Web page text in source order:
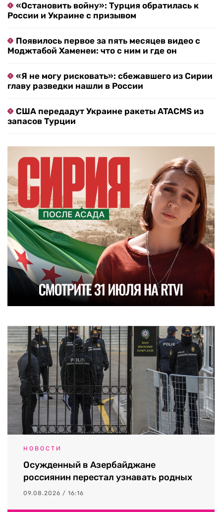
«Остановить войну»: Турция обратилась к
России и Украине с призывом
Появилось первое за пять месяцев видео с
Моджтабой Хаменеи: что с ним и где он
«Я не могу рисковать»: сбежавшего из Сирии
главу разведки нашли в России
США передадут Украине ракеты ATACMS из
запасов Турции
НОВОСТИ
Осужденный в Азербайджане
россиянин перестал узнавать родных
09.08.2026 / 16:16